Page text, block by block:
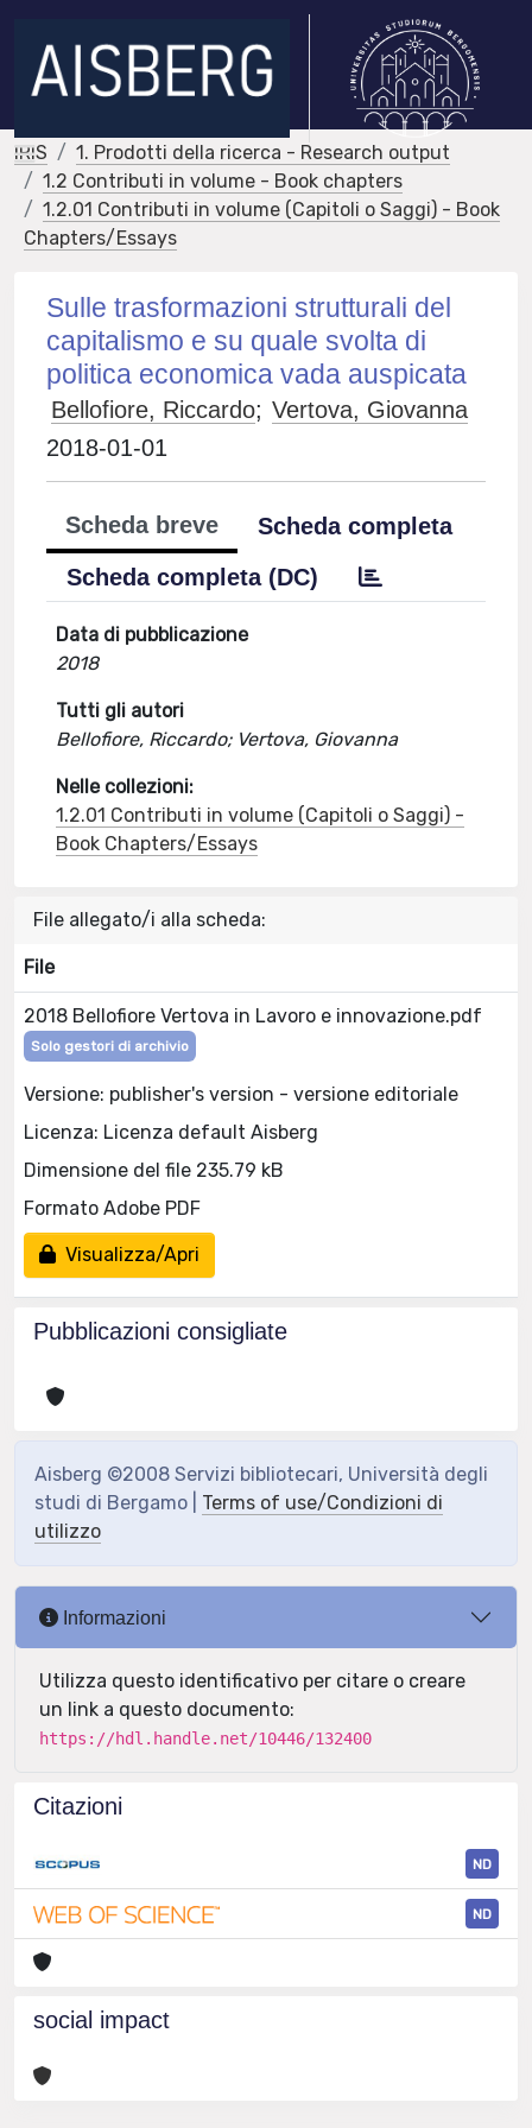
IRIS
1. Prodotti della ricerca - Research output
1.2 Contributi in volume - Book chapters
1.2.01 Contributi in volume (Capitoli o Saggi) - Book
Chapters/Essays
Sulle trasformazioni strutturali del
capitalismo e su quale svolta di
politica economica vada auspicata
Bellofiore, Riccardo; Vertova, Giovanna
2018-01-01
Scheda breve
Scheda completa
Scheda completa (DC)
Data di pubblicazione
2018
Tutti gli autori
Bellofiore, Riccardo; Vertova, Giovanna
Nelle collezioni:
1.2.01 Contributi in volume (Capitoli o Saggi) -
Book Chapters/Essays
File allegato/i alla scheda:
File
2018 Bellofiore Vertova in Lavoro e innovazione.pdf
Solo gestori di archivio
Versione: publisher's version - versione editoriale
Licenza: Licenza default Aisberg
Dimensione del file 235.79 kB
Formato Adobe PDF
Visualizza/Apri
Pubblicazioni consigliate
Aisberg ©2008 Servizi bibliotecari, Università degli
studi di Bergamo | Terms of use/Condizioni di
utilizzo
Informazioni
Utilizza questo identificativo per citare o creare
un link a questo documento:
https://hdl.handle.net/10446/132400
Citazioni
ND
ND
social impact